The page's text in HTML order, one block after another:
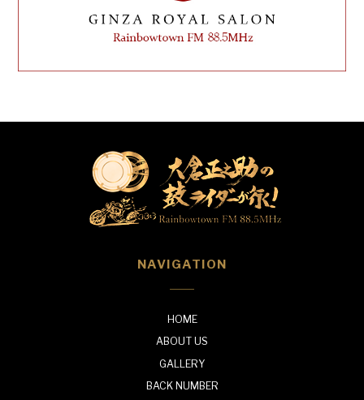
NAVIGATION
HOME
ABOUT US
GALLERY
BACK NUMBER